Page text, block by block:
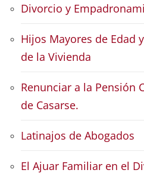
Divorcio y
Hijos Mayores de Edad
de la Vivienda
Renunciar a la Pensión
de Casarse.
Latinajos de Abogados
El Ajuar Familiar en el